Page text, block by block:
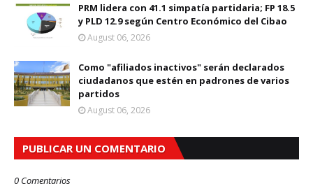
PRM lidera con 41.1 simpatía partidaria; FP 18.5
y PLD 12.9 según Centro Económico del Cibao
August 06, 2026
Como "afiliados inactivos" serán declarados
ciudadanos que estén en padrones de varios
partidos
August 06, 2026
PUBLICAR UN COMENTARIO
0 Comentarios